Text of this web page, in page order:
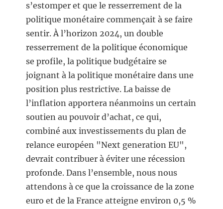
s’estomper et que le resserrement de la
politique monétaire commençait à se faire
sentir. À l’horizon 2024, un double
resserrement de la politique économique
se profile, la politique budgétaire se
joignant à la politique monétaire dans une
position plus restrictive. La baisse de
l’inflation apportera néanmoins un certain
soutien au pouvoir d’achat, ce qui,
combiné aux investissements du plan de
relance européen "Next generation EU",
devrait contribuer à éviter une récession
profonde. Dans l’ensemble, nous nous
attendons à ce que la croissance de la zone
euro et de la France atteigne environ 0,5 %